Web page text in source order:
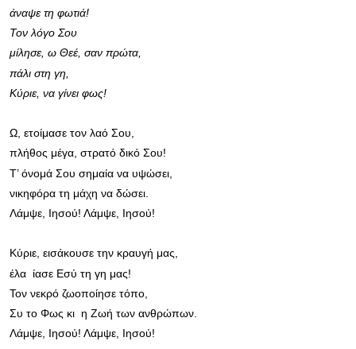
άναψε τη φωτιά!
Τον λόγο Σου
μίλησε, ω Θεέ, σαν πρώτα,
πάλι στη γη,
Κύριε, να γίνει φως!
Ω, ετοίμασε τον λαό Σου,
πλήθος μέγα, στρατό δικό Σου!
Τ’ όνομά Σου σημαία να υψώσει,
νικηφόρα τη μάχη να δώσει.
Λάμψε, Ιησού! Λάμψε, Ιησού!
Κύριε, εισάκουσε την κραυγή μας,
έλα ίασε Εσύ τη γη μας!
Τον νεκρό ζωοποίησε τόπο,
Συ το Φως κι η Ζωή των ανθρώπων.
Λάμψε, Ιησού! Λάμψε, Ιησού!